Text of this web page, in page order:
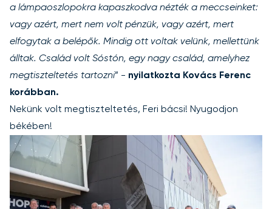
a lámpaoszlopokra kapaszkodva nézték a meccseinket:
vagy azért, mert nem volt pénzük, vagy azért, mert
elfogytak a belépők. Mindig ott voltak velünk, mellettünk
álltak. Család volt Sóstón, egy nagy család, amelyhez
megtiszteltetés tartozni” - nyilatkozta Kovács Ferenc
korábban.
Nekünk volt megtiszteltetés, Feri bácsi! Nyugodjon
békében!